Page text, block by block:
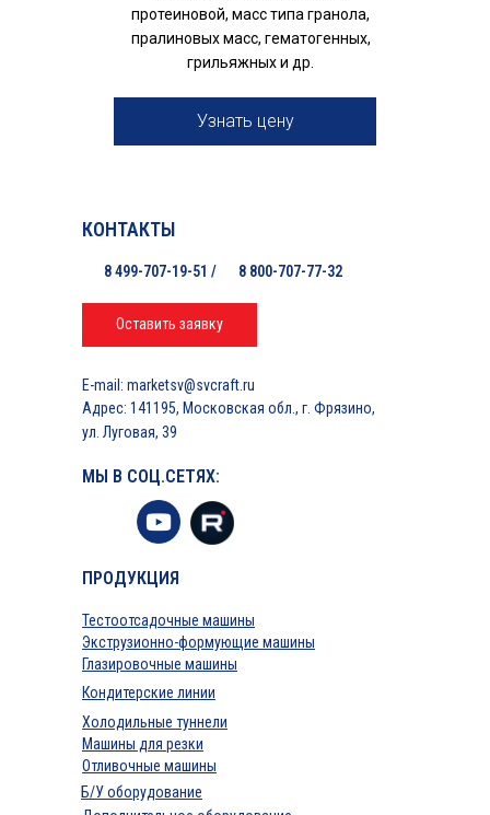
протеиновой, масс типа гранола,
пралиновых масс, гематогенных,
грильяжных и др.
Узнать цену
ПРОДУКЦИЯ
Оставить заявку
Тестоотсадочные машины
Экструзионно-формующие машины
Глазировочные машины
Холодильные туннели
Машины для резки
Отливочные машины
Кондитерские линии
КОНТАКТЫ
8 499-707-19-51 /
МЫ В СОЦ.СЕТЯХ:
E-mail: marketsv@svcraft.ru
Адрес: 141195, Московская обл., г. Фрязино,
ул. Луговая, 39
8 800-707-77-32
Б/У оборудование